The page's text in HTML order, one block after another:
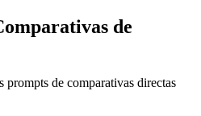
de
prompts de comparativas directas